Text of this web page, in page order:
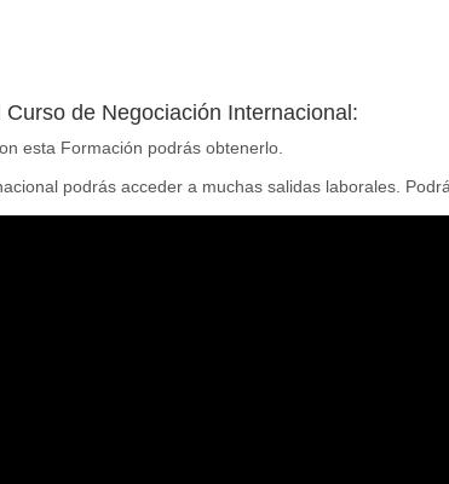
de Negociación Internacional:
esta Formación podrás obtenerlo.
podrás acceder a muchas salidas laborales.